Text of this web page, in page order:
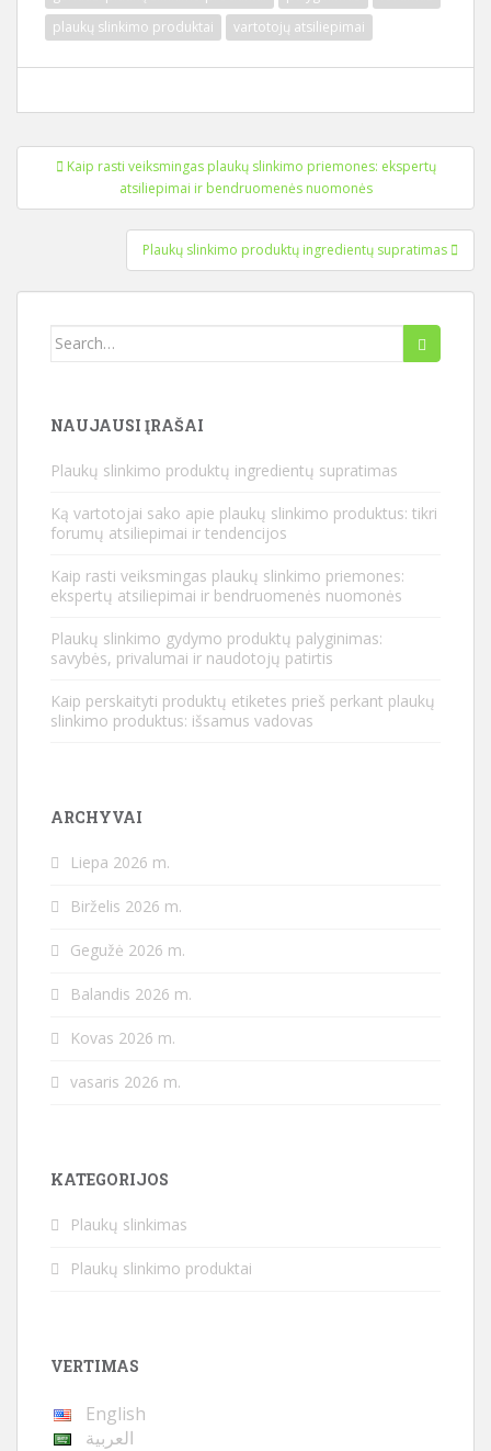
plaukų slinkimo produktai
vartotojų atsiliepimai
Įrašo
navigacija
Kaip rasti veiksmingas plaukų slinkimo priemones: ekspertų
atsiliepimai ir bendruomenės nuomonės
Plaukų slinkimo produktų ingredientų supratimas
Ieškoti:
NAUJAUSI ĮRAŠAI
Plaukų slinkimo produktų ingredientų supratimas
Ką vartotojai sako apie plaukų slinkimo produktus: tikri
forumų atsiliepimai ir tendencijos
Kaip rasti veiksmingas plaukų slinkimo priemones:
ekspertų atsiliepimai ir bendruomenės nuomonės
Plaukų slinkimo gydymo produktų palyginimas:
savybės, privalumai ir naudotojų patirtis
Kaip perskaityti produktų etiketes prieš perkant plaukų
slinkimo produktus: išsamus vadovas
ARCHYVAI
Liepa 2026 m.
Birželis 2026 m.
Gegužė 2026 m.
Balandis 2026 m.
Kovas 2026 m.
vasaris 2026 m.
KATEGORIJOS
Plaukų slinkimas
Plaukų slinkimo produktai
VERTIMAS
English
العربية